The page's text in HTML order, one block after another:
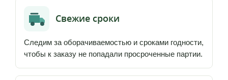
Свежие сроки
Следим за оборачиваемостью и сроками годности,
чтобы к заказу не попадали просроченные партии.